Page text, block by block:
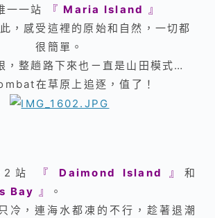
一一站 『 Maria Island
』
，感受這裡的原始和自然，一切都
很簡單。
，整趟路下來也ㄧ直是山田模式…
在草原上追逐，值了！
2站 『 Daimond Island 』 和
Bay 』
。
冷，連海水都凍的不行，趁著退潮